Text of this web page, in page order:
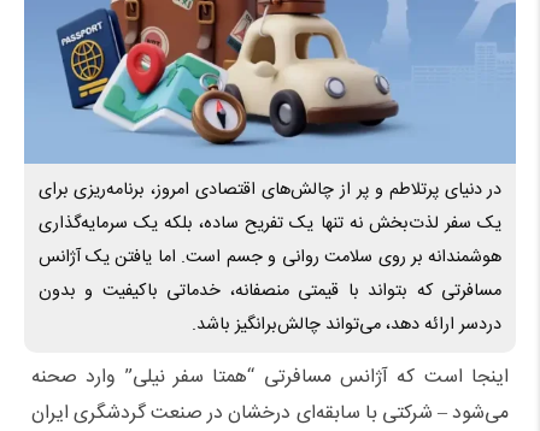
در دنیای پرتلاطم و پر از چالش‌های اقتصادی امروز، برنامه‌ریزی برای
یک سفر لذت‌بخش نه تنها یک تفریح ساده، بلکه یک سرمایه‌گذاری
هوشمندانه بر روی سلامت روانی و جسم است. اما یافتن یک آژانس
مسافرتی که بتواند با قیمتی منصفانه، خدماتی باکیفیت و بدون
دردسر ارائه دهد، می‌تواند چالش‌برانگیز باشد.
اینجا است که آژانس مسافرتی “همتا سفر نیلی” وارد صحنه
می‌شود – شرکتی با سابقه‌ای درخشان در صنعت گردشگری ایران